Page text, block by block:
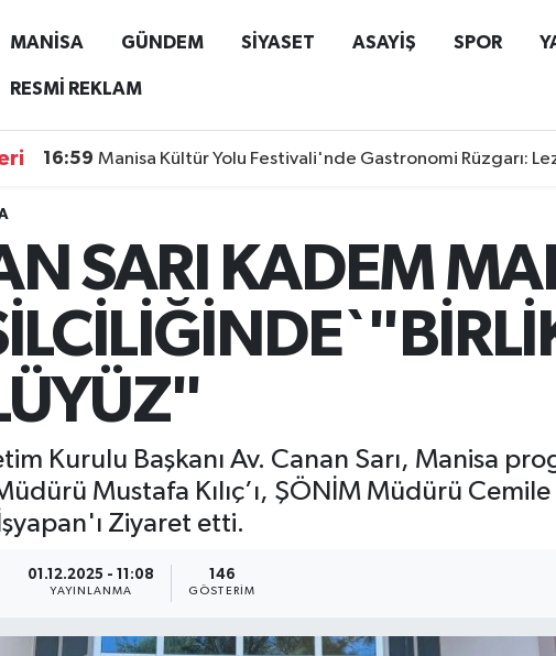
MANİSA GÜNDEM SİYASET ASAYİŞ SPOR
RESMİ REKLAM
16:59 Manisa Kültür Yolu Festivali'nde Gastronomi Rüzgarı:
SARI KADEM
Kurulu Başkanı Av. Canan Sarı, Manisa
Mustafa Kılıç’ı, ŞÖNİM Müdürü Cemile
Ziyaret etti.
01.12.2025 - 11:08
YAYINLANMA
146
GÖSTERIM